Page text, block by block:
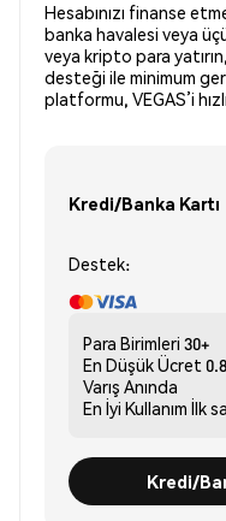
Hesabınızı finanse
banka havalesi veya
veya kripto para
desteği ile minimum
platformu, VEGAS’i
Kredi/Banka Kartı
Destek:
Para Birimleri 30+
En Düşük Ücret
Varış Anında
En İyi Kullanım İlk
Kredi/